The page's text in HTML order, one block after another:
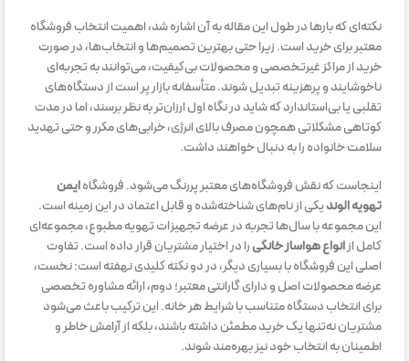
نکته‌ای که بارها در طول این مقاله به آن اشاره شد، اهمیت انتخاب فروشگاه
معتبر برای خرید است. زیرا حتی بهترین تصمیم‌ها و انتخاب‌ها، در صورت
خرید از مراکز غیرتخصصی و محصولات بی‌کیفیت، می‌توانند به تجربه‌ای
ناخوشایند و پرهزینه تبدیل شوند. متأسفانه بازار پر است از دستگاه‌های
تقلبی یا بی‌استاندارد که شاید در نگاه اول ارزان‌تر به نظر برسند، اما در مدت
کوتاهی مشکلاتی همچون مصرف بالای انرژی، خرابی‌های مکرر و حتی تهدید
سلامت خانواده را به دنبال خواهند داشت.
اینجاست که نقش فروشگاه‌های معتبر پررنگ می‌شود. فروشگاهایمن
تهویه الوندیکی از نام‌های شناخته‌شده و قابل اعتماد در این زمینه است.
این مجموعه با سال‌ها تجربه در عرضه تجهیزات تهویه مطبوع، مجموعه‌ای
کامل ازانواع هواساز خانگیرا در اختیار مشتریان قرار داده است. تفاوت
اصلی این فروشگاه با بسیاری دیگر، در دو نکته کلیدی نهفته است: نخست،
عرضه محصولات اصل و دارای گارانتی معتبر؛ دوم، ارائه مشاوره تخصصی
برای انتخاب دستگاه متناسب با شرایط هر خانه. این ترکیب باعث می‌شود
مشتریان نه‌تنها یک خرید مطمئن داشته باشند، بلکه از آرامش خاطر و
اطمینان به انتخاب خود نیز بهره‌مند شوند.